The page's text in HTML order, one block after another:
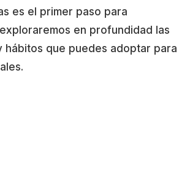
es el primer paso para
en profundidad las
hábitos que puedes adoptar para